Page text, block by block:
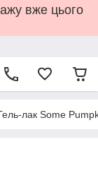
вже цього
лак Some